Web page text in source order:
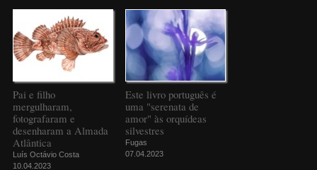
Pai e filho
mergulharam,
fotografaram e
desenharam a Almada
Atlântica
Luís Octávio Costa
10.04.2023
Este livro português é
uma "serenata de
amor" às orquídeas
silvestres
Fugas
07.04.2023